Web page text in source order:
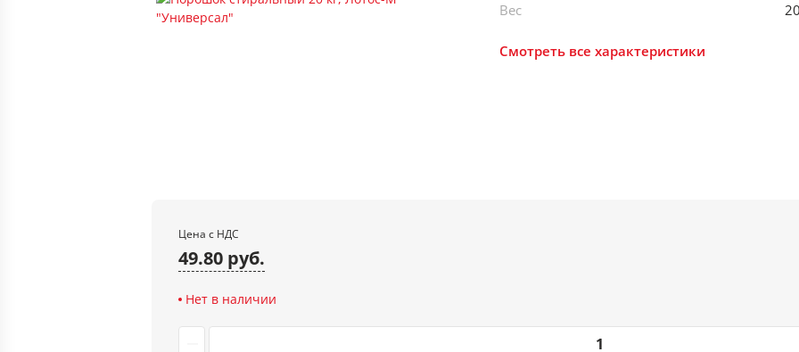
Вес
Смотреть все характеристики
Цена с НДС
49.80 руб.
Нет в наличии